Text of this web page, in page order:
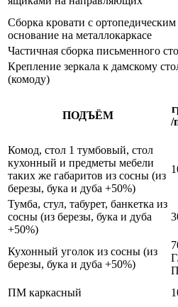
Сборка кровати с ортопедическим
основание на металлокаркасе
Частичная сборка письменного
Крепление зеркала к дамскому
(комоду)
ПОДЪЁМ
/
Комод, стол 1 тумбовый, стол
кухонный и предметы мебели
таких же габаритов из сосны (из
березы, бука и дуба +50%)
Тумба, стул, табурет, банкетка из
сосны (из березы, бука и дуба
+50%)
Кухонный уголок из сосны (из
березы, бука и дуба +50%)
П
ПМ каркасный